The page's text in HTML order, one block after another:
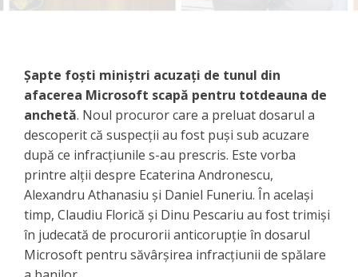
Şapte foşti miniştri acuzaţi de tunul din
afacerea Microsoft scapă pentru totdeauna de
anchetă. Noul procuror care a preluat dosarul a
descoperit că suspecţii au fost puşi sub acuzare
după ce infracţiunile s-au prescris. Este vorba
printre alţii despre Ecaterina Andronescu,
Alexandru Athanasiu şi Daniel Funeriu. În acelaşi
timp, Claudiu Florică şi Dinu Pescariu au fost trimişi
în judecată de procurorii anticorupţie în dosarul
Microsoft pentru săvârşirea infracţiunii de spălare